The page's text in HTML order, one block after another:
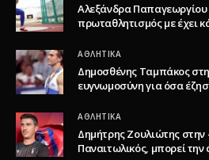
Αλεξάνδρα Παπαγεωργίου
πρωταθλητισμός με έχει
ΑΘΛΗΤΙΚΆ
Δημοσθένης Ταμπάκος
ευγνωμοσύνη για όσα
ΑΘΛΗΤΙΚΆ
Δημήτρης Ζουλιώτης στην
Παναιτωλικός, μπορεί την